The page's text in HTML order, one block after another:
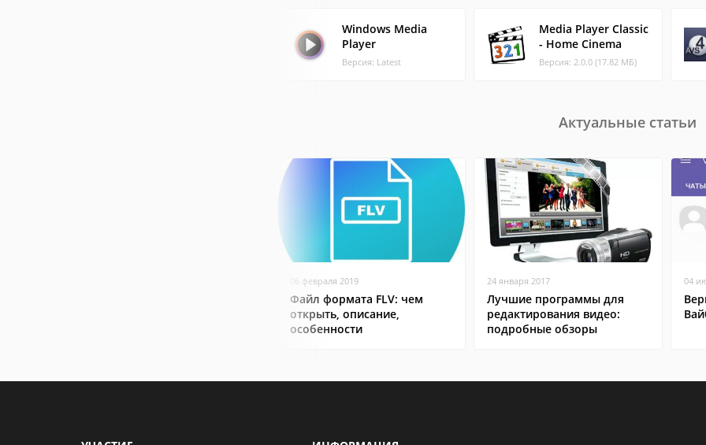
Windows Media
Player
Версия: Latest
Media Player Classic
- Home Cinema
Версия: 2.0.0 (17.82 МБ)
Актуальные статьи
06 февраля 2019
Файл формата FLV: чем
открыть, описание,
особенности
24 января 2017
Лучшие программы для
редактирования видео:
подробные обзоры
04